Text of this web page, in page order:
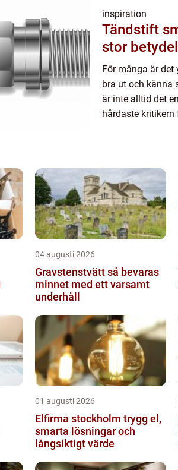
inspiration
Tändstift små komponenter med
stor
För många är
bra ut och känna
är inte alltid det
hårdaste kritikern
04 augusti 2026
Gravstenstvätt så bevaras
minnet med ett varsamt
underhåll
01 augusti 2026
Elfirma stockholm trygg el,
smarta lösningar och
långsiktigt värde